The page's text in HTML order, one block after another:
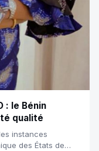
: le Bénin
qualité
instances
des États de